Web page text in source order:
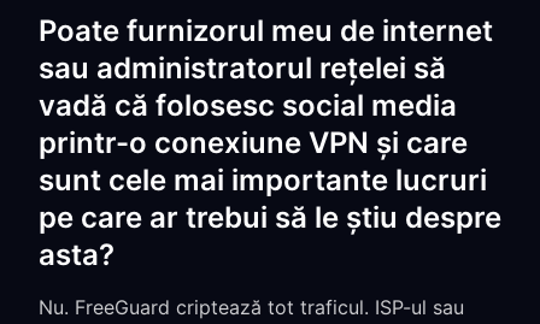
Poate furnizorul meu de internet
sau administratorul rețelei să
vadă că folosesc social media
printr-o conexiune VPN și care
sunt cele mai importante lucruri
pe care ar trebui să le știu despre
asta?
Nu. FreeGuard criptează tot traficul. ISP-ul sau